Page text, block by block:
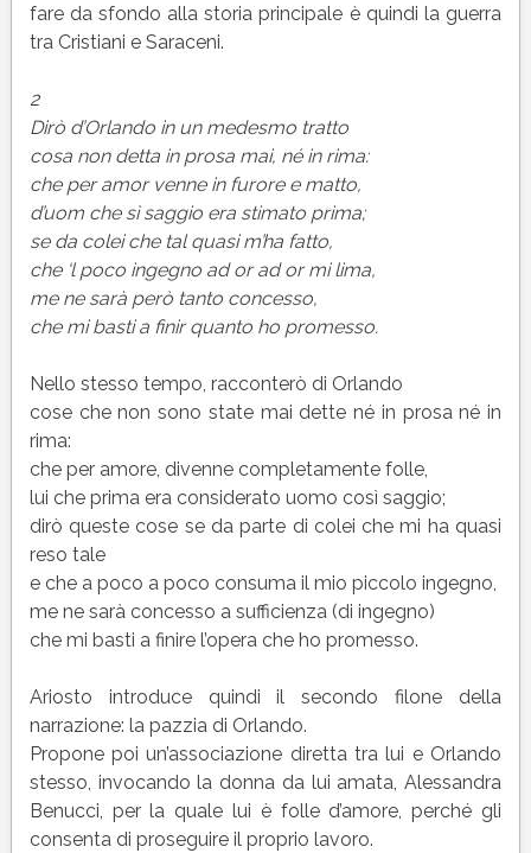
fare da sfondo alla storia principale è quindi la guerra
tra Cristiani e Saraceni.
2
Dirò d’Orlando in un medesmo tratto
cosa non detta in prosa mai, né in rima:
che per amor venne in furore e matto,
d’uom che sì saggio era stimato prima;
se da colei che tal quasi m’ha fatto,
che ‘l poco ingegno ad or ad or mi lima,
me ne sarà però tanto concesso,
che mi basti a finir quanto ho promesso.
Nello stesso tempo, racconterò di Orlando
cose che non sono state mai dette né in prosa né in
rima:
che per amore, divenne completamente folle,
lui che prima era considerato uomo così saggio;
dirò queste cose se da parte di colei che mi ha quasi
reso tale
e che a poco a poco consuma il mio piccolo ingegno,
me ne sarà concesso a sufficienza (di ingegno)
che mi basti a finire l’opera che ho promesso.
Ariosto introduce quindi il secondo filone della
narrazione: la pazzia di Orlando.
Propone poi un’associazione diretta tra lui e Orlando
stesso, invocando la donna da lui amata, Alessandra
Benucci, per la quale lui è folle d’amore, perché gli
consenta di proseguire il proprio lavoro.